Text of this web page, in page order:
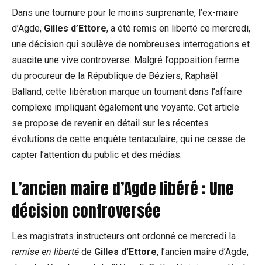
Dans une tournure pour le moins surprenante, l’ex-maire
d’Agde, Gilles d’Ettore, a été remis en liberté ce mercredi,
une décision qui soulève de nombreuses interrogations et
suscite une vive controverse. Malgré l’opposition ferme
du procureur de la République de Béziers, Raphaël
Balland, cette libération marque un tournant dans l’affaire
complexe impliquant également une voyante. Cet article
se propose de revenir en détail sur les récentes
évolutions de cette enquête tentaculaire, qui ne cesse de
capter l’attention du public et des médias.
L’ancien maire d’Agde libéré : Une
décision controversée
Les magistrats instructeurs ont ordonné ce mercredi la
remise en liberté de Gilles d’Ettore, l’ancien maire d’Agde,